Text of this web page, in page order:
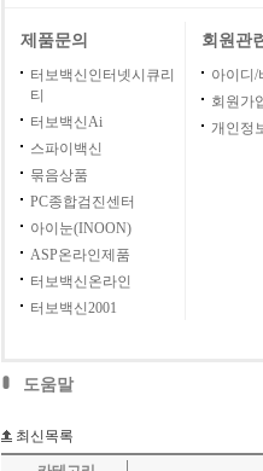
제품문의
터보백신인터넷시큐리
티
터보백신Ai
스파이백신
묶음상품
PC종합검진센터
아이눈(INOON)
ASP온라인제품
터보백신온라인
터보백신2001
회원관
아이디/
회원가
개인정
도움말
최신목록